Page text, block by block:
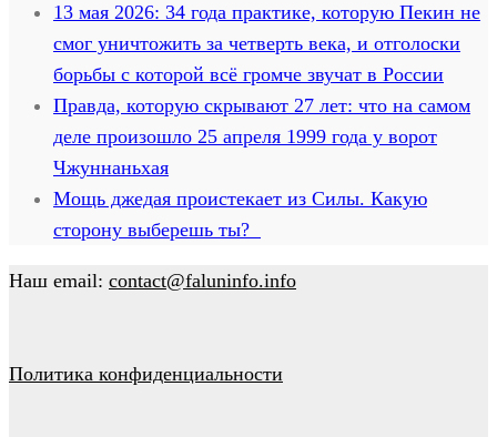
13 мая 2026: 34 года практике, которую Пекин не
смог уничтожить за четверть века, и отголоски
борьбы с которой всё громче звучат в России
Правда, которую скрывают 27 лет: что на самом
деле произошло 25 апреля 1999 года у ворот
Чжуннаньхая
Мощь джедая проистекает из Силы. Какую
сторону выберешь ты?
Наш email: contact@faluninfo.info
Политика конфиденциальности